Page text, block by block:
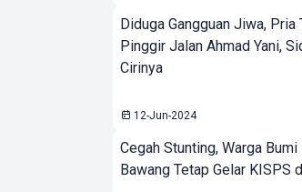
Diduga Gangguan Jiwa,
Pinggir Jalan Ahmad Yani,
Cirinya
12-Jun-2024
Cegah Stunting, Warga
Bawang Tetap Gelar KISPS